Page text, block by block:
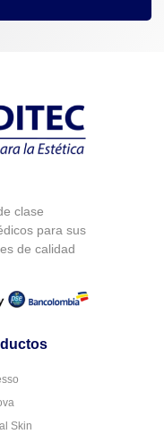
clase
para sus
de calidad
Skin